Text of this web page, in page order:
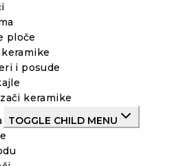
ploče
i posude
keramike
TOGGLE CHILD MENU